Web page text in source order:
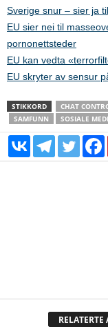
Sverige snur – sier ja
EU sier nei til
pornonettsteder
EU kan vedta
EU skryter av sensur
STIKKORD CHAT
SAMFUNN
SOSIALE
RELATERTE